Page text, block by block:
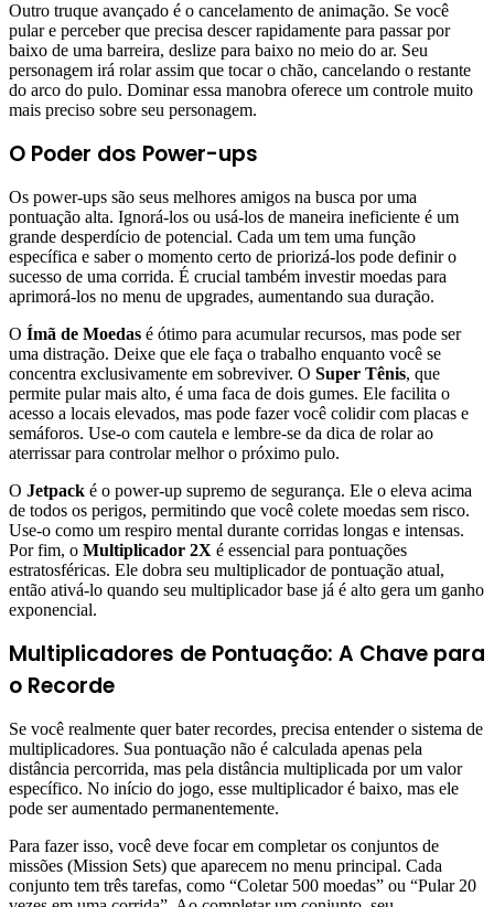
Outro truque avançado é o cancelamento de animação. Se você
pular e perceber que precisa descer rapidamente para passar por
baixo de uma barreira, deslize para baixo no meio do ar. Seu
personagem irá rolar assim que tocar o chão, cancelando o restante
do arco do pulo. Dominar essa manobra oferece um controle muito
mais preciso sobre seu personagem.
O Poder dos Power-ups
Os power-ups são seus melhores amigos na busca por uma
pontuação alta. Ignorá-los ou usá-los de maneira ineficiente é um
grande desperdício de potencial. Cada um tem uma função
específica e saber o momento certo de priorizá-los pode definir o
sucesso de uma corrida. É crucial também investir moedas para
aprimorá-los no menu de upgrades, aumentando sua duração.
O Ímã de Moedas é ótimo para acumular recursos, mas pode ser
uma distração. Deixe que ele faça o trabalho enquanto você se
concentra exclusivamente em sobreviver. O Super Tênis, que
permite pular mais alto, é uma faca de dois gumes. Ele facilita o
acesso a locais elevados, mas pode fazer você colidir com placas e
semáforos. Use-o com cautela e lembre-se da dica de rolar ao
aterrissar para controlar melhor o próximo pulo.
O Jetpack é o power-up supremo de segurança. Ele o eleva acima
de todos os perigos, permitindo que você colete moedas sem risco.
Use-o como um respiro mental durante corridas longas e intensas.
Por fim, o Multiplicador 2X é essencial para pontuações
estratosféricas. Ele dobra seu multiplicador de pontuação atual,
então ativá-lo quando seu multiplicador base já é alto gera um ganho
exponencial.
Multiplicadores de Pontuação: A Chave para
o Recorde
Se você realmente quer bater recordes, precisa entender o sistema de
multiplicadores. Sua pontuação não é calculada apenas pela
distância percorrida, mas pela distância multiplicada por um valor
específico. No início do jogo, esse multiplicador é baixo, mas ele
pode ser aumentado permanentemente.
Para fazer isso, você deve focar em completar os conjuntos de
missões (Mission Sets) que aparecem no menu principal. Cada
conjunto tem três tarefas, como “Coletar 500 moedas” ou “Pular 20